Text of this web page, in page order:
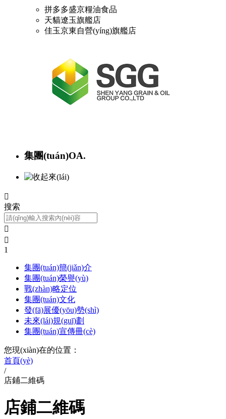
拼多多盛京糧油食品
天貓遼玉旗艦店
佳玉京東自營(yíng)旗艦店
集團(tuán)OA.

搜索


1
集團(tuán)簡(jiǎn)介
集團(tuán)榮譽(yù)
戰(zhàn)略定位
集團(tuán)文化
發(fā)展優(yōu)勢(shì)
未來(lái)規(guī)劃
集團(tuán)宣傳冊(cè)
您現(xiàn)在的位置：
首頁(yè)
/
店鋪二維碼
店鋪二維碼